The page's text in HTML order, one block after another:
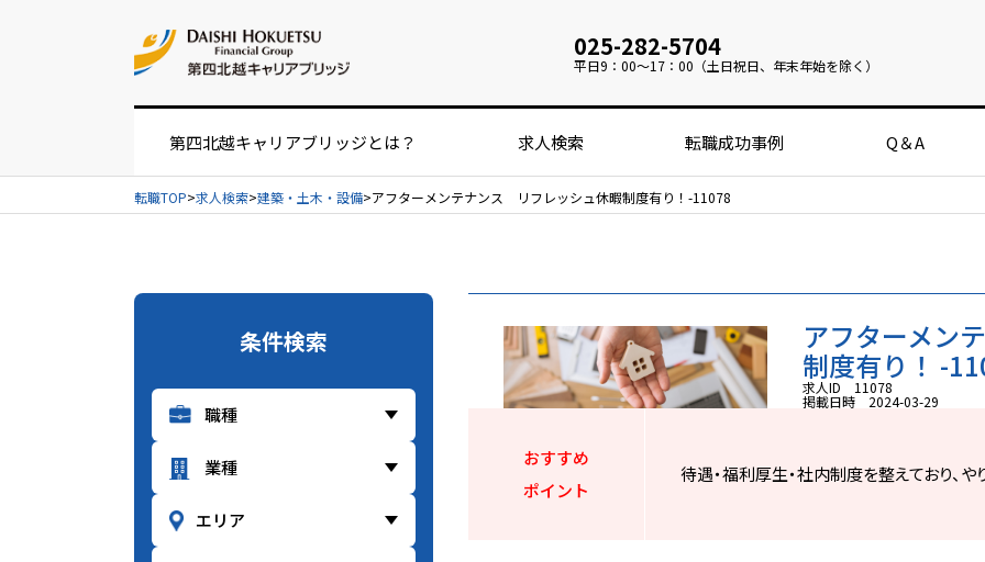
025-282-5704
平日9：00～17：00（土日祝日、年末年始を除く）
第四北越キャリアブリッジとは？
お仕事紹介の流れ
経営者・人事担当者様へ
求人検索 転職成功事例 Q＆A
転職TOP 求人検索 建築・土木・設備 アフターメンテナンス リフレッシュ休暇制度有り！-11078
条件検索 アフターメン
制度有り！ -
求人ID 11078
掲載日時 2024-03-29
おすすめ
ポイント
待遇・福利厚生・社内制度を整えており、や